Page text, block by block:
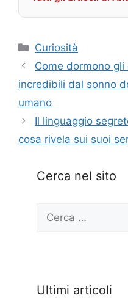
Categorie
Curiosità
Come dormono
incredibili dal sonno
umano
Il linguaggio
cosa rivela sui suoi
Cerca nel sito
per:
Ultimi articoli